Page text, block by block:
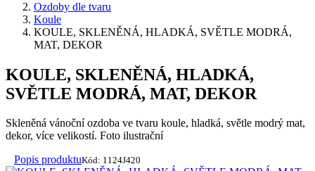
Ozdoby dle tvaru
Koule
KOULE, SKLENĚNÁ, HLADKÁ, SVĚTLE MODRÁ,
MAT, DEKOR
KOULE, SKLENĚNÁ, HLADKÁ,
SVĚTLE MODRÁ, MAT, DEKOR
Skleněná vánoční ozdoba ve tvaru koule, hladká, světle modrý mat,
dekor, více velikostí. Foto ilustrační
Popis produktuKód: 1124J420